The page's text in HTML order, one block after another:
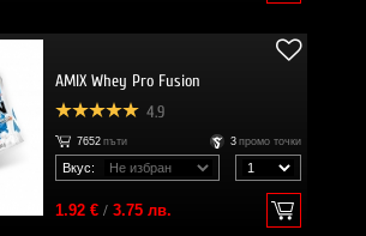
AMIX Whey Pro Fusion
4.9
7652 пъти 3 промо точки
Вкус:
1.92 €/ 3.75 лв.